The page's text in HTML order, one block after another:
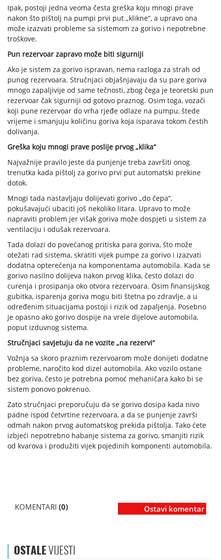
Ipak, postoji jedna veoma česta greška koju mnogi prave
nakon što pištolj na pumpi prvi put „klikne“, a upravo ona
može izazvati probleme sa sistemom za gorivo i nepotrebne
troškove.
Pun rezervoar zapravo može biti sigurniji
Ako je sistem za gorivo ispravan, nema razloga za strah od
punog rezervoara. Stručnjaci objašnjavaju da su pare goriva
mnogo zapaljivije od same tečnosti, zbog čega je teoretski pun
rezervoar čak sigurniji od gotovo praznog. Osim toga, vozači
koji pune rezervoar do vrha rjeđe odlaze na pumpu, štede
vrijeme i smanjuju količinu goriva koja isparava tokom čestih
dolivanja.
Greška koju mnogi prave poslije prvog „klika“
Najvažnije pravilo jeste da punjenje treba završiti onog
trenutka kada pištolj za gorivo prvi put automatski prekine
dotok.
Mnogi tada nastavljaju dolijevati gorivo „do čepa“,
pokušavajući ubaciti još nekoliko litara. Upravo to može
napraviti problem jer višak goriva može dospjeti u sistem za
ventilaciju i odušak rezervoara.
Tada dolazi do povećanog pritiska para goriva, što može
otežati rad sistema, skratiti vijek pumpe za gorivo i izazvati
dodatna opterećenja na komponentama automobila. Kada se
gorivo nasilno dolijeva nakon prvog klika, često dolazi do
curenja i prosipanja oko otvora rezervoara. Osim finansijskog
gubitka, isparenja goriva mogu biti štetna po zdravlje, a u
određenim situacijama postoji i rizik od zapaljenja. Posebno
je opasno ako gorivo dospije na vrele dijelove automobila,
poput izduvnog sistema.
Stručnjaci savjetuju da ne vozite „na rezervi“
Vožnja sa skoro praznim rezervoarom može donijeti dodatne
probleme, naročito kod dizel automobila. Ako vozilo ostane
bez goriva, često je potrebna pomoć mehaničara kako bi se
sistem ponovo pokrenuo.
Zato stručnjaci preporučuju da se gorivo dosipa kada nivo
padne ispod četvrtine rezervoara, a da se punjenje završi
odmah nakon prvog automatskog prekida pištolja. Tako ćete
izbjeći nepotrebno habanje sistema za gorivo, smanjiti rizik
od kvarova i produžiti vijek pojedinih komponenti automobila.
KOMENTARI (0) Ostavi komentar
OSTALEVIJESTI